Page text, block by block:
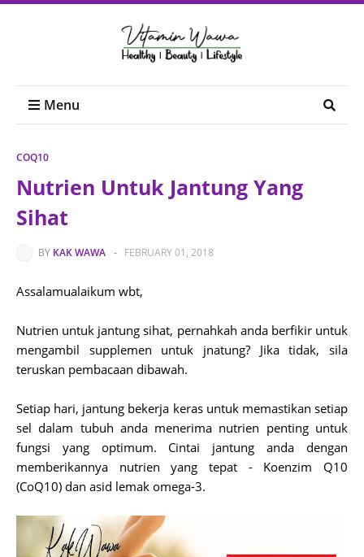
Menu
COQ10
Nutrien Untuk Jantung Yang
Sihat
BY KAK WAWA - FEBRUARY 01, 2018
Assalamualaikum wbt,
Nutrien untuk jantung sihat, pernahkah anda berfikir untuk
mengambil supplemen untuk jnatung? Jika tidak, sila
teruskan pembacaan dibawah.
Setiap hari, jantung bekerja keras untuk memastikan setiap
sel dalam tubuh anda menerima nutrien penting untuk
fungsi yang optimum. Cintai jantung anda dengan
memberikannya nutrien yang tepat - Koenzim Q10
(CoQ10) dan asid lemak omega-3.